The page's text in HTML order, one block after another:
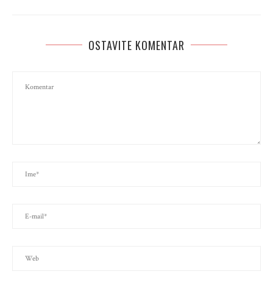
OSTAVITE KOMENTAR